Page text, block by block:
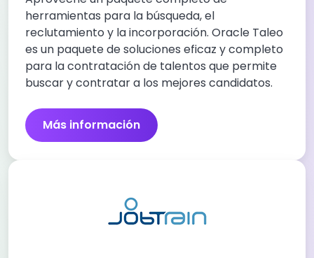
herramientas para la búsqueda, el
reclutamiento y la incorporación. Oracle Taleo
es un paquete de soluciones eficaz y completo
para la contratación de talentos que permite
buscar y contratar a los mejores candidatos.
Más información